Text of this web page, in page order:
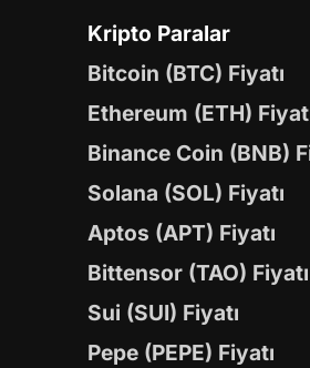
Kripto Paralar
Bitcoin (BTC) Fiyatı
Ethereum (ETH)
Binance Coin (BNB)
Solana (SOL) Fiyatı
Aptos (APT) Fiyatı
Bittensor (TAO) Fiyatı
Sui (SUI) Fiyatı
Pepe (PEPE) Fiyatı